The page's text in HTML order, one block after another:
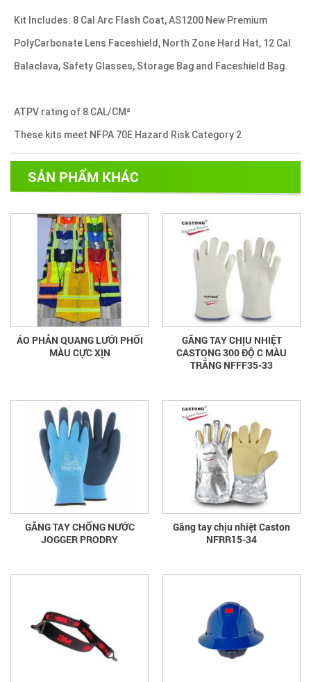
Kit Includes: 8 Cal Arc Flash Coat, AS1200 New Premium
PolyCarbonate Lens Faceshield, North Zone Hard Hat, 12 Cal
Balaclava, Safety Glasses, Storage Bag and Faceshield Bag.
ATPV rating of 8 CAL/CM²
These kits meet NFPA 70E Hazard Risk Category 2
SẢN PHẨM KHÁC
ÁO PHẢN QUANG LƯỚI PHỐI
MÀU CỰC XỊN
GĂNG TAY CHỊU NHIỆT
CASTONG 300 ĐỘ C MÀU
TRẮNG NFFF35-33
GĂNG TAY CHỐNG NƯỚC
JOGGER PRODRY
Găng tay chịu nhiệt Caston
NFRR15-34